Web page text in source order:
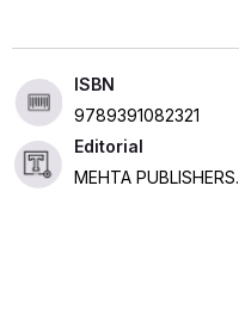
ISBN
9789391082321
Editorial
MEHTA PUBLISHERS.